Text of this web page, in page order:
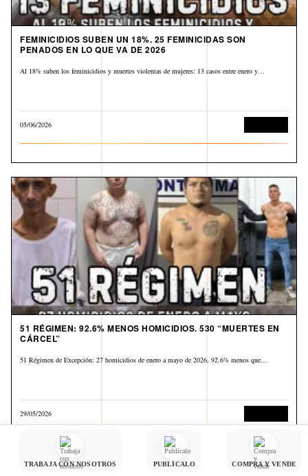
FEMINICIDIOS SUBEN UN 18%. 25 FEMINICIDAS SON
PENADOS EN LO QUE VA DE 2026
Al 18% suben los feminicidios y muertes violentas de mujeres: 13 casos entre enero y…
05/06/2026
51 RÉGIMEN: 92.6% MENOS HOMICIDIOS. 530 “MUERTES EN
CÁRCEL”
51 Régimen de Excepción: 27 homicidios de enero a mayo de 2026, 92.6% menos que…
29/05/2026
TRABAJA CON NOSOTROS PUBLÍCALO COMPRA Y VENDE